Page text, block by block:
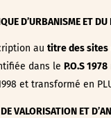
D’URBANISME ET DU
autitre des sites
dans leP.O.S 1978
et transformé en
VALORISATION ET